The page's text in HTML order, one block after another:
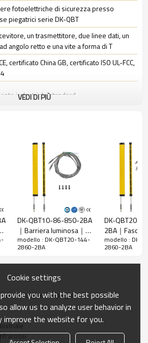
fotoelettriche di sicurezza presso
piegatrici serie DK-QBT
un trasmettitore, due linee dati, un
angolo retto e una vite a forma di T
certificato China GB, certificato ISO UL-FCC,
industriale standard
L è la lunghezza dell'emettitore e
VEDI DI PIÙ
DK-QBT10-86-850-2BA
｜Barriera luminosa｜
DADISICK
modello : DK-QBT20-144-
2860-2BA
DK-QBT20-
2BA｜Fascio
sicurezza｜
modello : DK-
2860-2BA
sicurezza presso piegat
Cookie settings
you with the best possible
allow us to analyze user behavior in
the website for you.